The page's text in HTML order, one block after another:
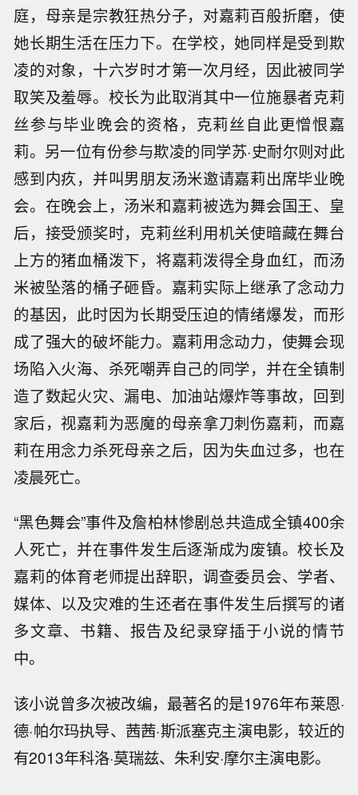
庭，母亲是宗教狂热分子，对嘉莉百般折磨，使
她长期生活在压力下。在学校，她同样是受到欺
凌的对象，十六岁时才第一次月经，因此被同学
取笑及羞辱。校长为此取消其中一位施暴者克莉
丝参与毕业晚会的资格，克莉丝自此更憎恨嘉
莉。另一位有份参与欺凌的同学苏·史耐尔则对此
感到内疚，并叫男朋友汤米邀请嘉莉出席毕业晚
会。在晚会上，汤米和嘉莉被选为舞会国王、皇
后，接受颁奖时，克莉丝利用机关使暗藏在舞台
上方的猪血桶泼下，将嘉莉泼得全身血红，而汤
米被坠落的桶子砸昏。嘉莉实际上继承了念动力
的基因，此时因为长期受压迫的情绪爆发，而形
成了强大的破坏能力。嘉莉用念动力，使舞会现
场陷入火海、杀死嘲弄自己的同学，并在全镇制
造了数起火灾、漏电、加油站爆炸等事故，回到
家后，视嘉莉为恶魔的母亲拿刀刺伤嘉莉，而嘉
莉在用念力杀死母亲之后，因为失血过多，也在
凌晨死亡。
“黑色舞会”事件及詹柏林惨剧总共造成全镇400余
人死亡，并在事件发生后逐渐成为废镇。校长及
嘉莉的体育老师提出辞职，调查委员会、学者、
媒体、以及灾难的生还者在事件发生后撰写的诸
多文章、书籍、报告及纪录穿插于小说的情节
中。
该小说曾多次被改编，最著名的是1976年布莱恩·
德·帕尔玛执导、茜茜·斯派塞克主演电影，较近的
有2013年科洛·莫瑞兹、朱利安·摩尔主演电影。